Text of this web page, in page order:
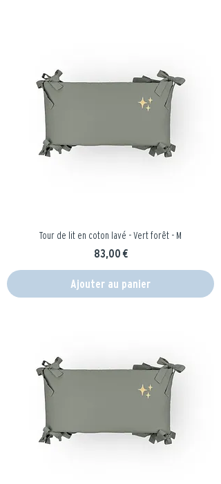
Tour de lit en coton lavé - Vert forêt - M
Prix
83,00 €
Ajouter au panier